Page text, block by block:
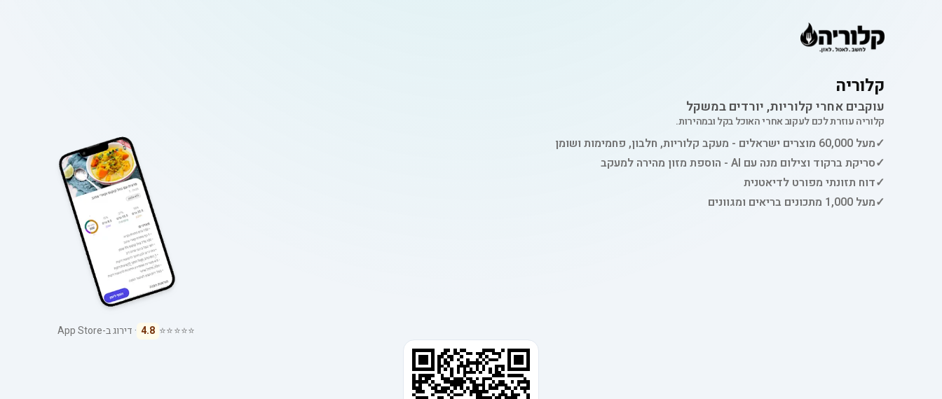
קלוריה
עוקבים אחרי קלוריות, יורדים במשקל
קלוריה עוזרת לכם לעקוב אחרי האוכל בקל ובמהירות.
✓מעל 60,000 מוצרים ישראלים - מעקב קלוריות, חלבון, פחמימות ושומן
✓סריקת ברקוד וצילום מנה עם AI - הוספת מזון מהירה למעקב
✓דוח תזונתי מפורט לדיאטנית
✓מעל 1,000 מתכונים בריאים ומגוונים
⭐⭐⭐⭐⭐
4.8 · דירוג ב-App Store